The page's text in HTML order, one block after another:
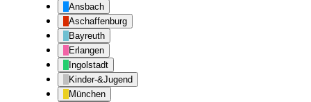
Ansbach
Aschaffenburg
Bayreuth
Erlangen
Ingolstadt
Kinder-&Jugend
München